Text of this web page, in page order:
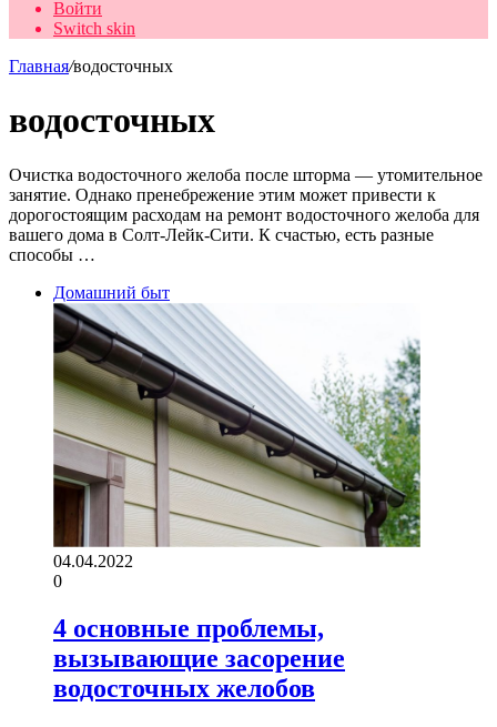
Войти
Switch skin
Главная/водосточных
водосточных
Очистка водосточного желоба после шторма — утомительное
занятие. Однако пренебрежение этим может привести к
дорогостоящим расходам на ремонт водосточного желоба для
вашего дома в Солт-Лейк-Сити. К счастью, есть разные
способы …
Домашний быт
04.04.2022
0
4 основные проблемы,
вызывающие засорение
водосточных желобов